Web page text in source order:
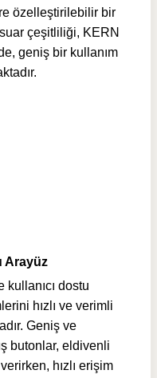
özelleştirilebilir bir
çeşitliliği, KERN
geniş bir kullanım
Arayüz
dostu
hızlı ve verimli
Geniş ve
butonlar, eldivenli
hızlı erişim